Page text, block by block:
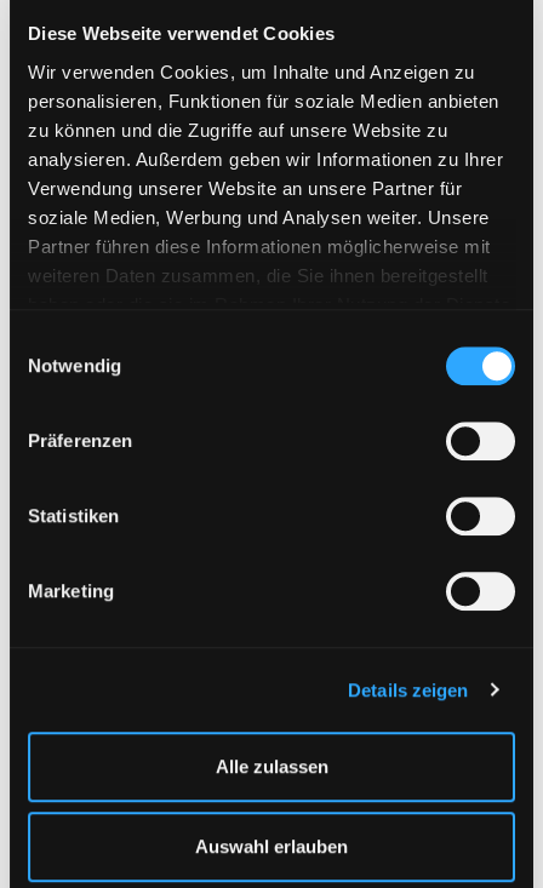
Diese Webseite verwendet Cookies
Wir verwenden Cookies, um Inhalte und Anzeigen zu
personalisieren, Funktionen für soziale Medien anbieten
zu können und die Zugriffe auf unsere Website zu
analysieren. Außerdem geben wir Informationen zu Ihrer
Verwendung unserer Website an unsere Partner für
soziale Medien, Werbung und Analysen weiter. Unsere
Partner führen diese Informationen möglicherweise mit
weiteren Daten zusammen, die Sie ihnen bereitgestellt
Notwendig
Präferenzen
Statistiken
Marketing
Details zeigen
Alle zulassen
Auswahl erlauben